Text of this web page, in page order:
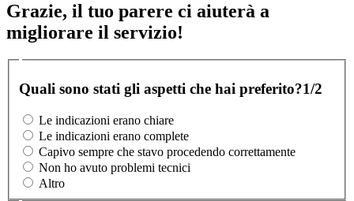
Grazie, il tuo parere ci aiuterà a
migliorare il servizio!
Quali sono stati gli aspetti che hai preferito?1/2
Le indicazioni erano chiare
Le indicazioni erano complete
Capivo sempre che stavo procedendo correttamente
Non ho avuto problemi tecnici
Altro